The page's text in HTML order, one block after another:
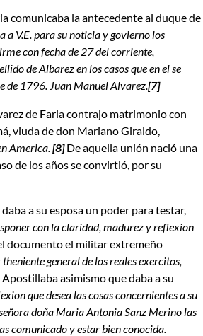
comunicaba la antecedente al duque de
a V.E. para su noticia y govierno los
con fecha de 27 del corriente,
de Albarez en los casos que en el se
de 1796. Juan Manuel Alvarez.[7]
de Faria contrajo matrimonio con
viuda de don Mariano Giraldo,
America.[8] De aquella unión nació una
de los años se convirtió, por su
a su esposa un poder para testar,
con la claridad, madurez y reflexion
documento el militar extremeño
theniente general de los reales exercitos,
Apostillaba asimismo que daba a su
que desea las cosas concernientes a su
doña Maria Antonia Sanz Merino las
comunicado y estar bien conocida.